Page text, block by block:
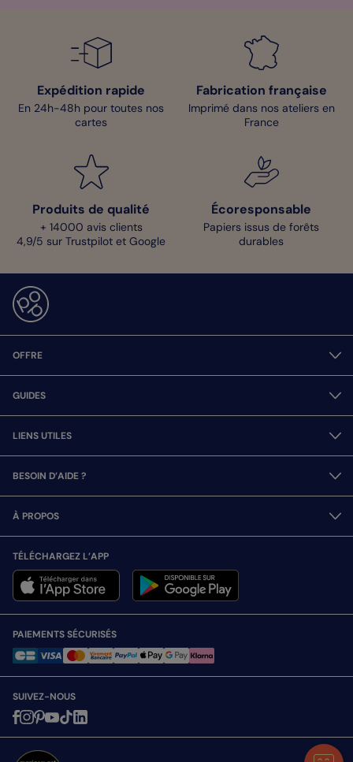
Expédition rapide
En 24h-48h pour toutes nos
cartes
Fabrication française
Imprimé dans nos ateliers en
France
Produits de qualité
+ 14000 avis clients
4,9/5 sur Trustpilot et Google
Écoresponsable
Papiers issus de forêts
durables
OFFRE
GUIDES
LIENS UTILES
BESOIN D’AIDE ?
À PROPOS
TÉLÉCHARGEZ L’APP
PAIEMENTS SÉCURISÉS
SUIVEZ-NOUS